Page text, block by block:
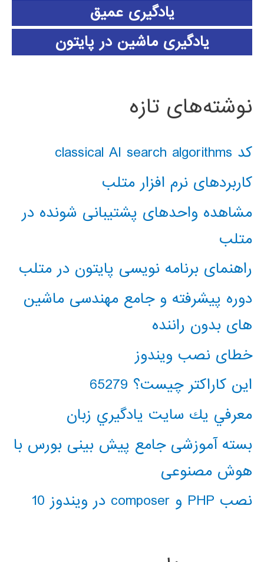
یادگیری عمیق
یادگیری ماشین در پایتون
نوشته‌های تازه
کد classical AI search algorithms
کاربردهای نرم افزار متلب
مشاهده واحدهای پشتیبانی شونده در
متلب
راهنمای برنامه نویسی پایتون در متلب
دوره پیشرفته و جامع مهندسی ماشین
های بدون راننده
خطای نصب ویندوز
این کاراکتر چیست؟ 65279
معرفي يك سايت يادگيري زبان
بسته آموزشی جامع پیش بینی بورس با
هوش مصنوعی
نصب PHP و composer در ویندوز 10